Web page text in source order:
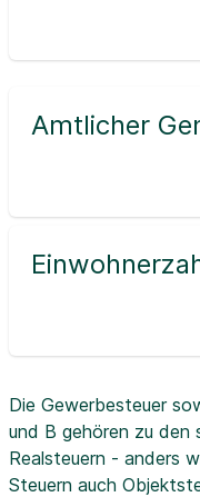
Amtlicher
Die Gewerbesteuer
und B gehören zu den
Realsteuern - anders
Steuern auch